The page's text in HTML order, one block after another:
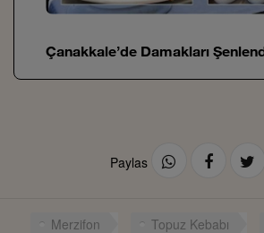
Çanakkale’de Damakları
Paylas
Merzifon Topuz Kebabı